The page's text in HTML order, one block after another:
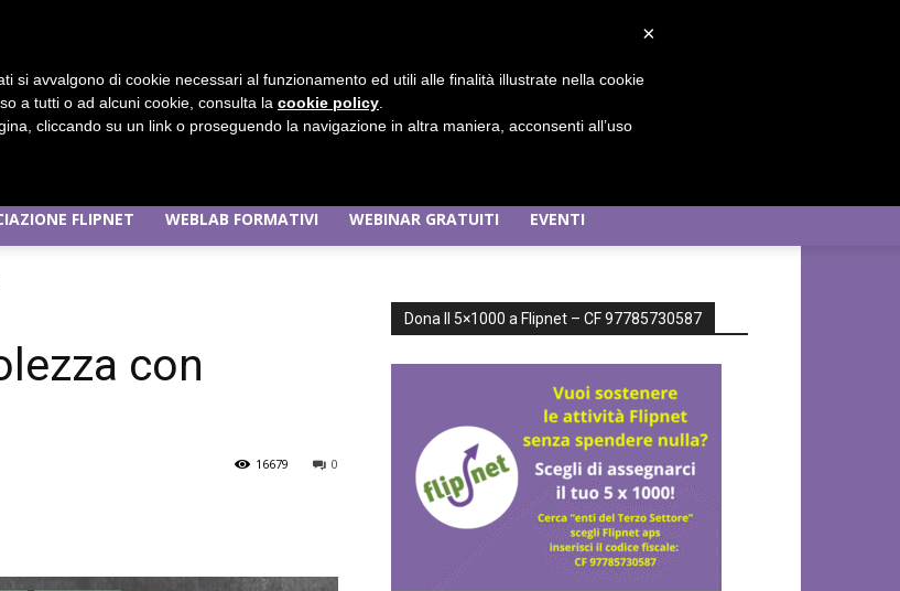
FLIPNET WEBLAB FORMATIVI WEBINAR GRATUITI EVENTI
con
0
16679
Dona Il 5×1000 a Flipnet – CF 97785730587
×
si avvalgono di cookie necessari al funzionamento ed utili alle finalità illustrate nella cookie
a tutti o ad alcuni cookie, consulta la cookie policy
cliccando su un link o proseguendo la navigazione in altra maniera, acconsenti all’uso